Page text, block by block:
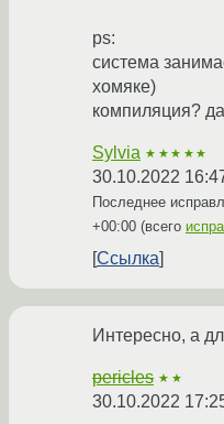
ps:
система
хомяке)
компиляция?
Sylvia ★★★★★
30.10.2022
Последнее
+00:00 (всего
Ссылка
Интересно, а
pericles ★★
30.10.2022